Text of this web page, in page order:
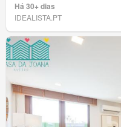
Há 30+ dias
IDEALISTA.PT